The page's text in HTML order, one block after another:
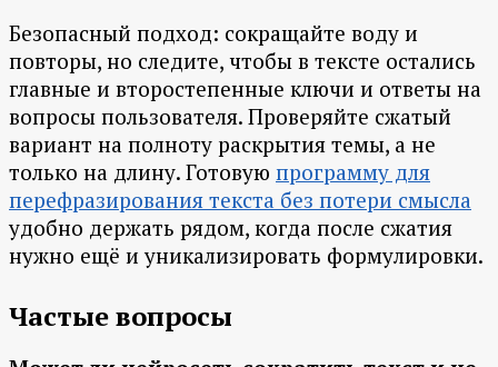
Безопасный подход: сокращайте воду и
повторы, но следите, чтобы в тексте остались
главные и второстепенные ключи и ответы на
вопросы пользователя. Проверяйте сжатый
вариант на полноту раскрытия темы, а не
только на длину. Готовую программу для
перефразирования текста без потери смысла
удобно держать рядом, когда после сжатия
нужно ещё и уникализировать формулировки.
Частые вопросы